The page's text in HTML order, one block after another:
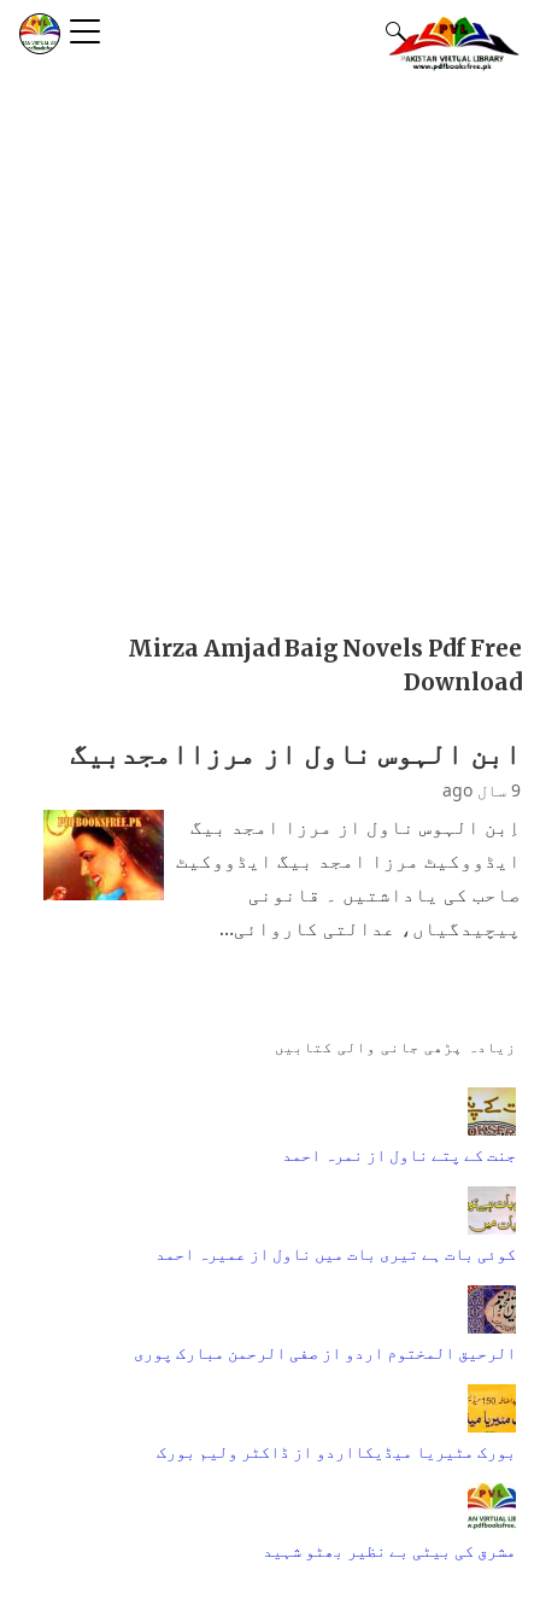
Mirza Amjad Baig Novels Pdf Free
Download
ابن الہوس ناول از مرزاامجدبیگ
9 سال ago
اِبن الہوس ناول از مرزا امجد بیگ
ایڈووکیٹ مرزا امجد بیگ ایڈووکیٹ
صاحب کی یاداشتیں ۔ قانونی
پیچیدگیاں، عدالتی کاروائی…
زیادہ پڑھی جانی والی کتابیں
جنت کے پتے ناول از نمرہ احمد
کوئی بات ہے تیری بات میں ناول از عمیرہ احمد
الرحیق المختوم اردو از صفی الرحمن مبارک پوری
بورک مٹیریا میڈیکااردو از ڈاکٹر ولیم بورک
مشرق کی بیٹی بے نظیر بھٹو شہید